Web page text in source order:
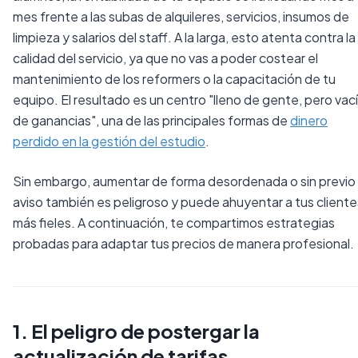
mes frente a las subas de alquileres, servicios, insumos de
limpieza y salarios del staff. A la larga, esto atenta contra la
calidad del servicio, ya que no vas a poder costear el
mantenimiento de los reformers o la capacitación de tu
equipo. El resultado es un centro "lleno de gente, pero
de ganancias", una de las principales formas dedinero
perdido en la gestión del estudio.
Sin embargo, aumentar de forma desordenada o sin previo
aviso también es peligroso y puede ahuyentar a tus
más fieles. A continuación, te compartimos estrategias
probadas para adaptar tus precios de manera profesional.
1. El peligro de postergar la